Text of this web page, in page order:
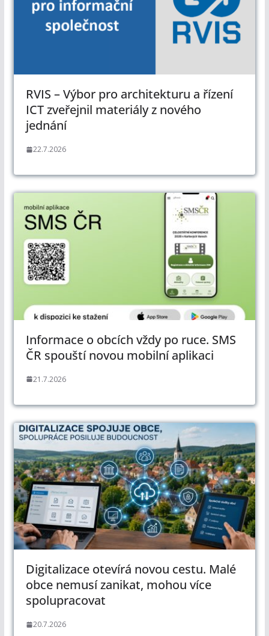
RVIS – Výbor pro architekturu a řízení
ICT zveřejnil materiály z nového
jednání
22.7.2026
Informace o obcích vždy po ruce. SMS
ČR spouští novou mobilní aplikaci
21.7.2026
Digitalizace otevírá novou cestu. Malé
obce nemusí zanikat, mohou více
spolupracovat
20.7.2026